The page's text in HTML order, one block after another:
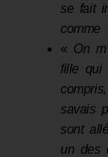
se fait
comme
« On
fille qui
savais
sont
un des